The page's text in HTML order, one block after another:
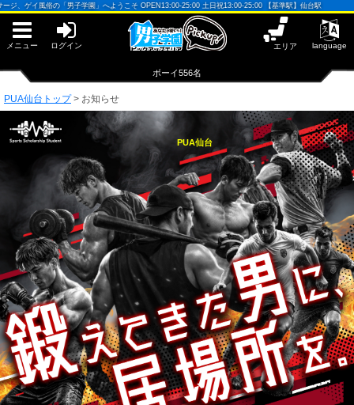
ゲイ風俗の「男子学園」へようこそ OPEN13:00-25:00 土日祝13:00-25:00 【基準駅】仙台駅
PUA仙台
メニュー ログイン エリア language
ボーイ556名
サテライト大宮
PUA柏
PUA'赤羽
PUA'八重洲
PUA'池袋
PUA'新橋
PUA'蒲田
PUA四日市
PUA津
×閉じる
PUA和歌山
PUA奈良
PUA加古川
PUA姫路
×閉じる
PUA鹿児島
PUA仙台トップ> お知らせ